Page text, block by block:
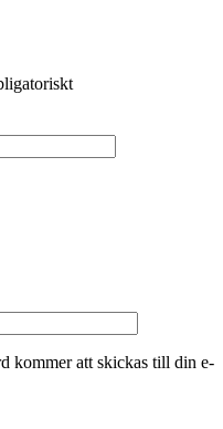
kommer att skickas till din e-